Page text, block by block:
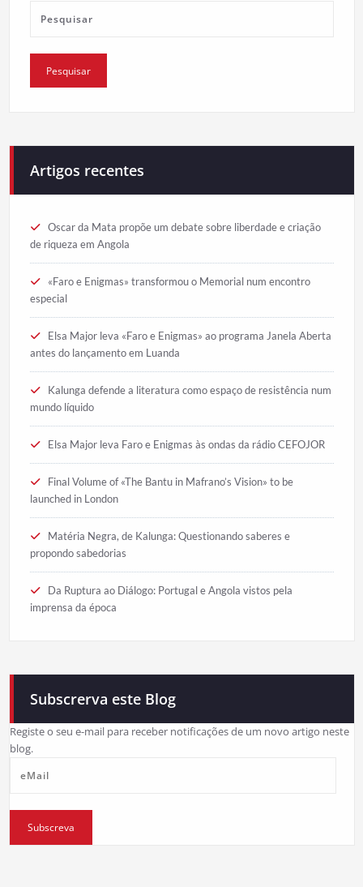
Artigos recentes
Oscar da Mata propõe um debate sobre liberdade e criação
de riqueza em Angola
«Faro e Enigmas» transformou o Memorial num encontro
especial
Elsa Major leva «Faro e Enigmas» ao programa Janela Aberta
antes do lançamento em Luanda
Kalunga defende a literatura como espaço de resistência num
mundo líquido
Elsa Major leva Faro e Enigmas às ondas da rádio CEFOJOR
Final Volume of «The Bantu in Mafrano’s Vision» to be
launched in London
Matéria Negra, de Kalunga: Questionando saberes e
propondo sabedorias
Da Ruptura ao Diálogo: Portugal e Angola vistos pela
imprensa da época
Subscrerva este Blog
Registe o seu e-mail para receber notificações de um novo artigo neste
blog.
Subscreva